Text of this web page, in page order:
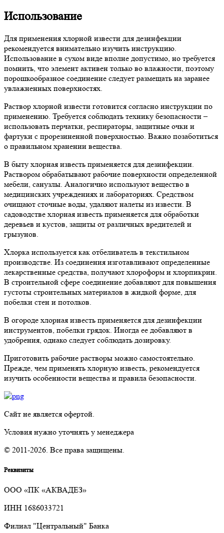
Использование
Для применения хлорной извести для дезинфекции
рекомендуется внимательно изучить инструкцию.
Использование в сухом виде вполне допустимо, но требуется
помнить, что элемент активен только во влажности, поэтому
порошкообразное соединение следует размещать на заранее
увлажненных поверхностях.
Раствор хлорной извести готовится согласно инструкции по
применению. Требуется соблюдать технику безопасности –
использовать перчатки, респираторы, защитные очки и
фартуки с прорезиненной поверхностью. Важно позаботиться
о правильном хранении вещества.
В быту хлорная известь применяется для дезинфекции.
Раствором обрабатывают рабочие поверхности определенной
мебели, санузлы. Аналогично используют вещество в
медицинских учреждениях и лабораториях. Средством
очищают сточные воды, удаляют налеты из извести. В
садоводстве хлорная известь применяется для обработки
деревьев и кустов, защиты от различных вредителей и
грызунов.
Хлорка используется как отбеливатель в текстильном
производстве. Из соединения изготавливают определенные
лекарственные средства, получают хлороформ и хлорпикрин.
В строительной сфере соединение добавляют для повышения
густоты строительных материалов в жидкой форме, для
побелки стен и потолков.
В огороде хлорная известь применяется для дезинфекции
инструментов, побелки грядок. Иногда ее добавляют в
удобрения, однако следует соблюдать дозировку.
Приготовить рабочие растворы можно самостоятельно.
Прежде, чем применять хлорную известь, рекомендуется
изучить особенности вещества и правила безопасности.
Сайт не является офертой.
Условия нужно уточнять у менеджера
© 2011-2026. Все права защищены.
Реквизиты
ООО «ПК «АКВАДЕЗ»
ИНН 1686033721
Филиал "Центральный" Банка